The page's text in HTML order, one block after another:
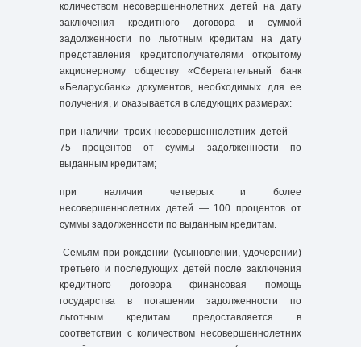
количеством несовершеннолетних детей на дату
заключения кредитного договора и суммой
задолженности по льготным кредитам на дату
представления кредитополучателями открытому
акционерному обществу «Сберегательный банк
«Беларусбанк» документов, необходимых для ее
получения, и оказывается в следующих размерах:
при наличии троих несовершеннолетних детей —
75 процентов от суммы задолженности по
выданным кредитам;
при наличии четверых и более
несовершеннолетних детей — 100 процентов от
суммы задолженности по выданным кредитам.
Семьям при рождении (усыновлении, удочерении)
третьего и последующих детей после заключения
кредитного договора финансовая помощь
государства в погашении задолженности по
льготным кредитам предоставляется в
соответствии с количеством несовершеннолетних